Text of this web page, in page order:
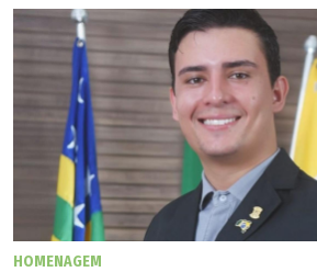
Universidade de São Paulo (USP)
Os artigos publicados não refletem
POPULAR. Sua publicação
estimular e fomentar a
temas locais, nacionais ou mundiais.
HOMENAGEM